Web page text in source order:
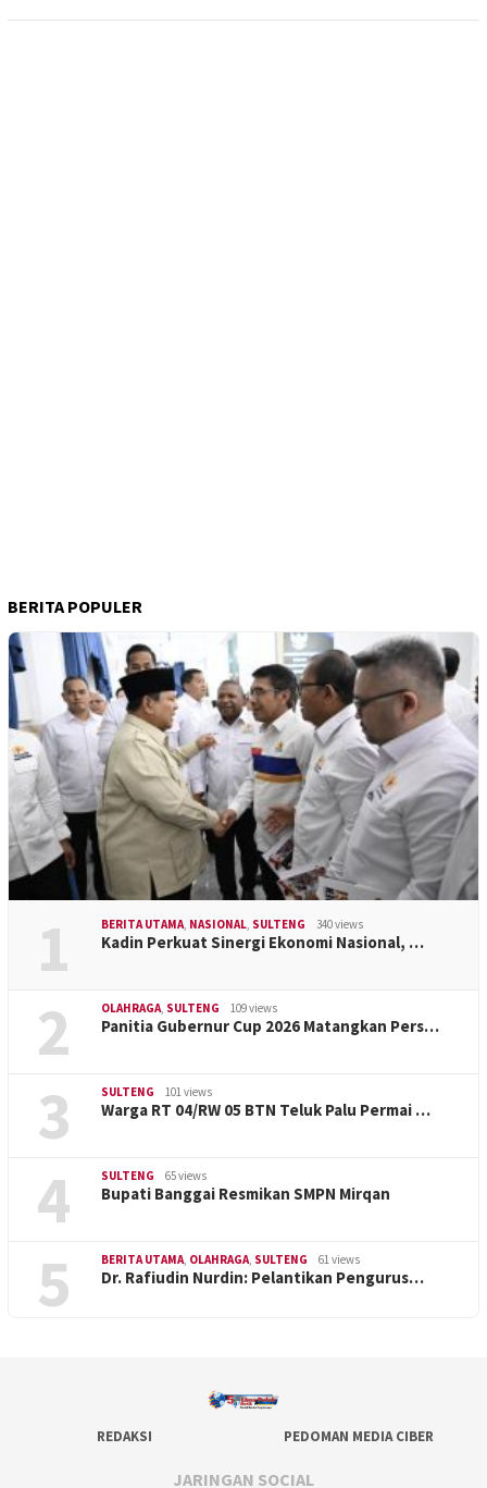
BERITA POPULER
1 BERITA UTAMA, NASIONAL, SULTENG 340 views
Kadin Perkuat Sinergi Ekonomi Nasional, …
2 OLAHRAGA, SULTENG 109 views
Panitia Gubernur Cup 2026 Matangkan Pers…
3 SULTENG 101 views
Warga RT 04/RW 05 BTN Teluk Palu Permai …
4 SULTENG 65 views
Bupati Banggai Resmikan SMPN Mirqan
5 BERITA UTAMA, OLAHRAGA, SULTENG 61 views
Dr. Rafiudin Nurdin: Pelantikan Pengurus…
REDAKSI PEDOMAN MEDIA CIBER
JARINGAN SOCIAL